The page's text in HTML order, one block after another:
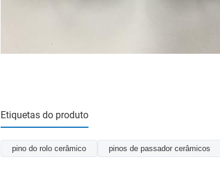
Etiquetas do produto
pino do rolo cerâmico pinos de passador cerâmicos